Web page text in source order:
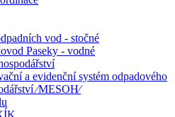
vod - stočné
Paseky - vodné
a evidenční systém odpadového
⁄MESOH⁄